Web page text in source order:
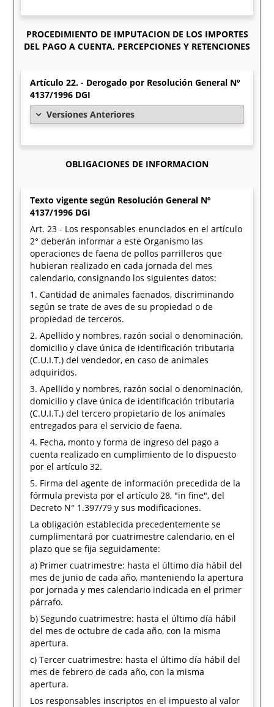
PROCEDIMIENTO DE IMPUTACION DE LOS IMPORTES
DEL PAGO A CUENTA, PERCEPCIONES Y RETENCIONES
Artículo 22. - Derogado por Resolución General Nº
4137/1996 DGI
Versiones Anteriores
OBLIGACIONES DE INFORMACION
Texto vigente según Resolución General Nº
4137/1996 DGI
Art. 23 - Los responsables enunciados en el artículo
2° deberán informar a este Organismo las
operaciones de faena de pollos parrilleros que
hubieran realizado en cada jornada del mes
calendario, consignando los siguientes datos:
1. Cantidad de animales faenados, discriminando
según se trate de aves de su propiedad o de
propiedad de terceros.
2. Apellido y nombres, razón social o denominación,
domicilio y clave única de identificación tributaria
(C.U.I.T.) del vendedor, en caso de animales
adquiridos.
3. Apellido y nombres, razón social o denominación,
domicilio y clave única de identificación tributaria
(C.U.I.T.) del tercero propietario de los animales
entregados para el servicio de faena.
4. Fecha, monto y forma de ingreso del pago a
cuenta realizado en cumplimiento de lo dispuesto
por el artículo 32.
5. Firma del agente de información precedida de la
fórmula prevista por el artículo 28, "in fine", del
Decreto N° 1.397/79 y sus modificaciones.
La obligación establecida precedentemente se
cumplimentará por cuatrimestre calendario, en el
plazo que se fija seguidamente:
a) Primer cuatrimestre: hasta el último día hábil del
mes de junio de cada año, manteniendo la apertura
por jornada y mes calendario indicada en el primer
párrafo.
b) Segundo cuatrimestre: hasta el último día hábil
del mes de octubre de cada año, con la misma
apertura.
c) Tercer cuatrimestre: hasta el último día hábil del
mes de febrero de cada año, con la misma
apertura.
Los responsables inscriptos en el impuesto al valor